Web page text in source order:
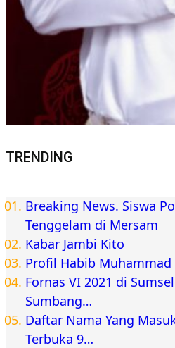
TRENDING
Breaking News. Siswa
Tenggelam di Mersam
Kabar Jambi Kito
Profil Habib Muhammad
Fornas VI 2021 di
Sumbang…
Daftar Nama Yang
Terbuka 9…